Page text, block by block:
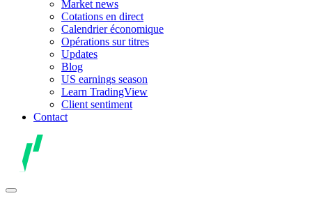
Market news
Cotations en direct
Calendrier économique
Opérations sur titres
Updates
Blog
US earnings season
Learn TradingView
Client sentiment
Contact